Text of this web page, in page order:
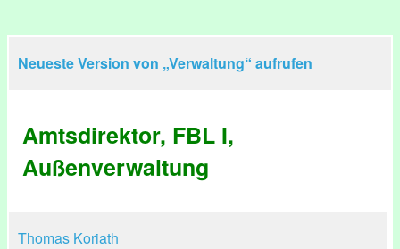
Neueste Version von „Verwaltung“ aufrufen
Amtsdirektor, FBL I,
Außenverwaltung
Thomas Koriath